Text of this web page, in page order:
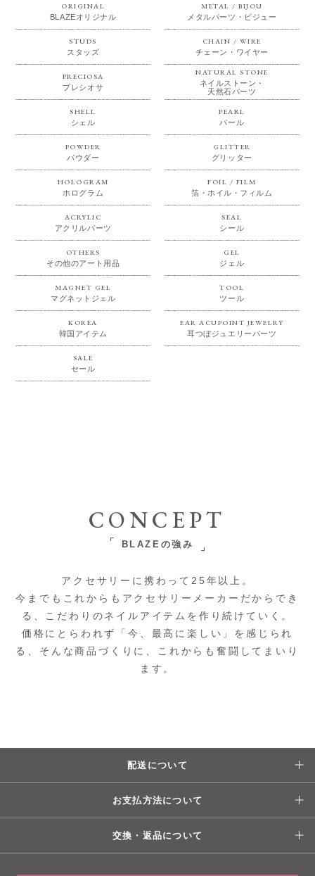
ORIGINAL
BLAZEオリジナル
METAL / BIJOU
メタルパーツ・ビジュー
STUDS
スタッズ
CHAIN / WIRE
チェーン・ワイヤー
PRECIOSA
プレシオサ
NATURAL STONE
ネイルストーン・
天然石パーツ
SHELL
シェル
PEARL
パール
POWDER
パウダー
GLITTER
グリッター
HOLOGRAM
ホログラム
FOIL / FILM
箔・ホイル・フィルム
ACRYLIC
アクリルパーツ
SEAL
シール
OTHERS
その他のアート用品
GEL
ジェル
MAGNET GEL
マグネットジェル
TOOL
ツール
KOREA
韓国アイテム
EAR ACUPOINT JEWELRY
耳つぼジュエリーパーツ
SALE
セール
CONCEPT
BLAZEの強み
アクセサリーに携わって25年以上。
今までもこれからもアクセサリーメーカーだからでき
る、こだわりのネイルアイテムを作り続けていく。
価格にとらわれず「今、最高に楽しい」を感じられ
る、そんな商品づくりに、これからも奮闘してまいり
ます。
配送について
お支払方法について
交換・返品について